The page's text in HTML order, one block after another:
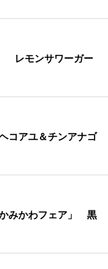
レモンサワーガー
コアユ＆チンアナゴ
みかわフェア」 黒